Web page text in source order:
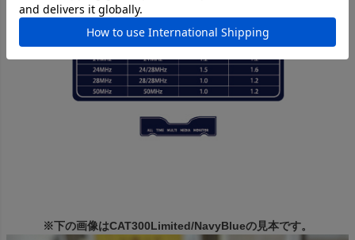
※下の画像はCAT300Limited/NavyBlueの見本です。